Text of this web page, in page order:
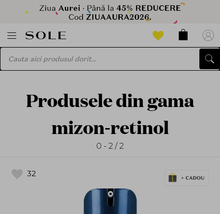
Produsele din gama
mizon-retinol
0 - 2 / 2
32